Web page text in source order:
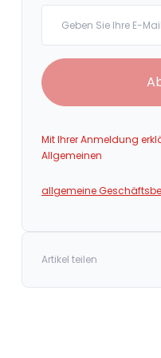
Mit Ihrer Anmeldung
Allgemeinen
allgemeine
Artikel teilen